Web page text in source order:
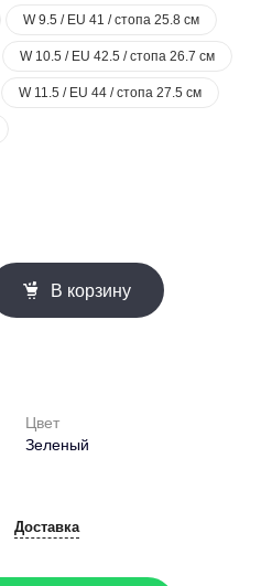
W 9.5 / EU 41 / стопа 25.8 см
W 10.5 / EU 42.5 / стопа 26.7 см
W 11.5 / EU 44 / стопа 27.5 см
В корзину
Цвет
Зеленый
Доставка